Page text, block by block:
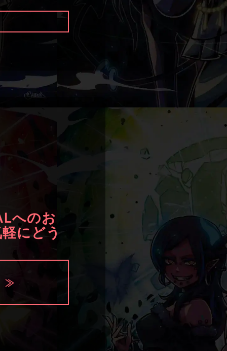
へのお
にどう